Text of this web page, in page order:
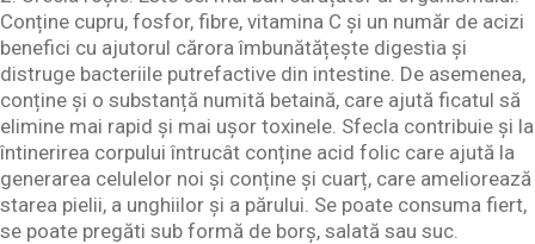
Conține cupru, fosfor, fibre, vitamina C și un număr de acizi
benefici cu ajutorul cărora îmbunătățește digestia și
distruge bacteriile putrefactive din intestine. De asemenea,
conține și o substanță numită betaină, care ajută ficatul să
elimine mai rapid și mai ușor toxinele. Sfecla contribuie și la
întinerirea corpului întrucât conține acid folic care ajută la
generarea celulelor noi și conține și cuarț, care ameliorează
starea pielii, a unghiilor și a părului. Se poate consuma fiert,
se poate pregăti sub formă de borș, salată sau suc.